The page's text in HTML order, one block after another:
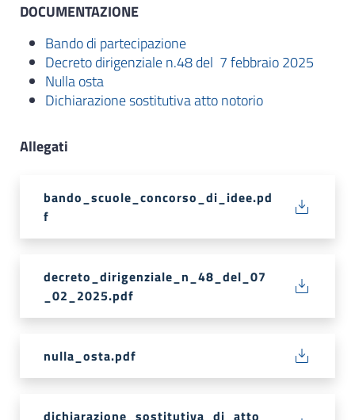
DOCUMENTAZIONE
Bando di partecipazione
Decreto dirigenziale n.48 del 7 febbraio 2025
Nulla osta
Dichiarazione sostitutiva atto notorio
Allegati
bando_scuole_concorso_di_idee.pd
f
decreto_dirigenziale_n_48_del_07
_02_2025.pdf
nulla_osta.pdf
dichiarazione_sostitutiva_di_atto_